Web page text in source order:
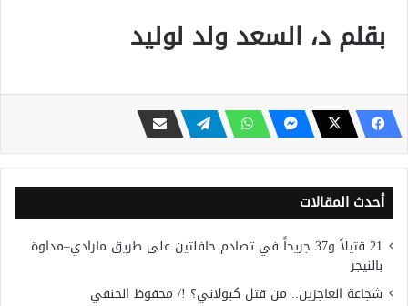
بقلم د، السعد ولد لوليد
أحدث المقالات
21 قتيلاً و37 جريحاً في تصادم حافلتين على طريق مارادي–مداوة
بالنيجر
شجاعة العاجزين.. من قتل كبولاني؟ !/ محفوظ الحنفي